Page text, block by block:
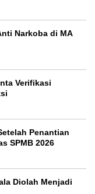
Narkoba di MA
Verifikasi
Penantian
SPMB 2026
Diolah Menjadi